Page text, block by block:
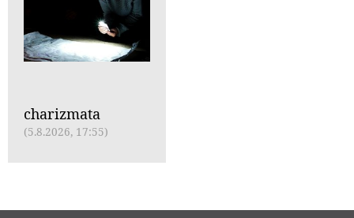
charizmata
(5.8.2026, 17:55)